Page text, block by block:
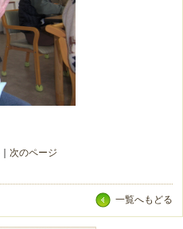
次のページ
一覧へもどる